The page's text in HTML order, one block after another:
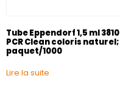
Tube Eppendorf 1,5 ml 3810
PCR Clean coloris naturel;
paquet/1000
Lire la suite